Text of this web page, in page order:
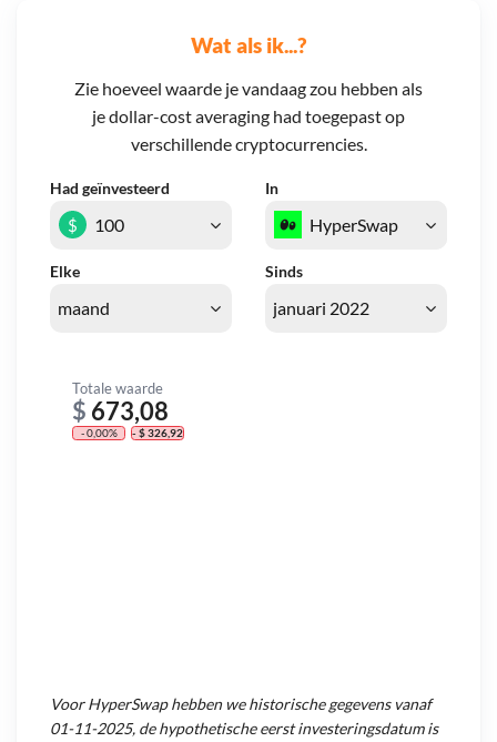
Wat als ik...?
Zie hoeveel waarde je vandaag zou hebben als
je dollar-cost averaging had toegepast op
verschillende cryptocurrencies.
Had geïnvesteerd In
Elke Sinds
$
Totale waarde
$ 673,08
- 0,00% - $ 326,92
VoorHyperSwaphebben we historische gegevens vanaf
01-11-2025, de hypothetische eerst investeringsdatum is